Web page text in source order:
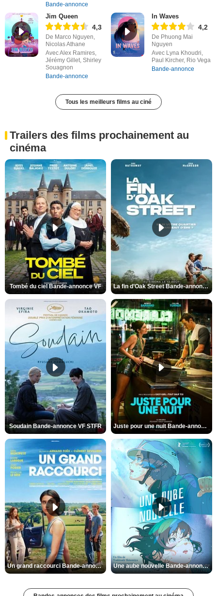
Bande-annonce
Jim Queen
4,3
De Marco Nguyen,
Nicolas Athane
Avec Alex Ramires,
Jérémy Gillet, Shirley
Souagnon
Bande-annonce
In Waves
4,2
De Phuong Mai
Nguyen
Avec Lyna Khoudri,
Paul Kircher, Rio Vega
Bande-annonce
Tous les meilleurs films au ciné
Trailers des films prochainement au
cinéma
Tombé du ciel Bande-annonce VF La fin d’Oak Street Bande-annonce VO STFR
Soudain Bande-annonce VF STFR Juste pour une nuit Bande-annonce VO STFR
Un grand raccourci Bande-annonce VF Une aube nouvelle Bande-annonce VO STFR